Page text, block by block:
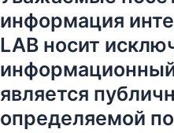
информация
LAB носит
является
определяемой